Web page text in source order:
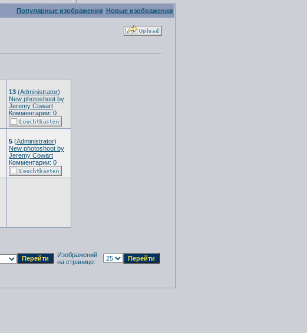
Популярные изображения Новые изображения
13 (Administrator)
New photoshoot by
Jeremy Cowart
Комментарии: 0
5 (Administrator)
New photoshoot by
Jeremy Cowart
Комментарии: 0
Изображений
на странице: